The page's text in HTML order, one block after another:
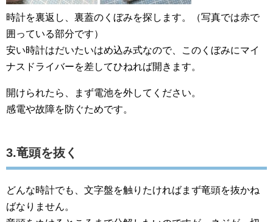
時計を裏返し、裏蓋のくぼみを探します。（写真では赤で
囲っている部分です）
安い時計はだいたいはめ込み式なので、このくぼみにマイ
ナスドライバーを差してひねれば開きます。
開けられたら、まず電池を外してください。
感電や故障を防ぐためです。
3.竜頭を抜く
どんな時計でも、文字盤を触りたければまず竜頭を抜かね
ばなりません。